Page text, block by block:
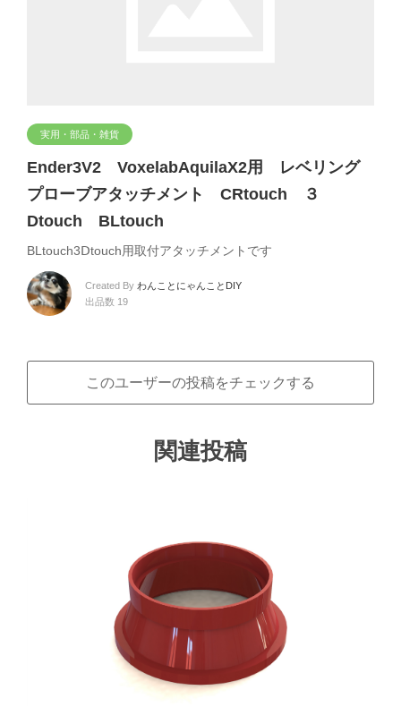
実用・部品・雑貨
Ender3V2 VoxelabAquilaX2用 レベリング
プローブアタッチメント CRtouch ３
Dtouch BLtouch
BLtouch3Ⅾtouch用取付アタッチメントです
Created By わんことにゃんことDIY
出品数 19
このユーザーの投稿をチェックする
関連投稿